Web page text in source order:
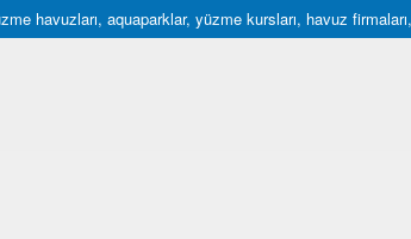
havuzları, aquaparklar, yüzme kursları, havuz